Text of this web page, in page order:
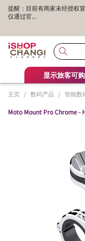
提醒：目前有商家未经授权
仅通过官...
显示旅客可
主页 / 数码产品 / 智能数
Moto Mount Pro Chrome -